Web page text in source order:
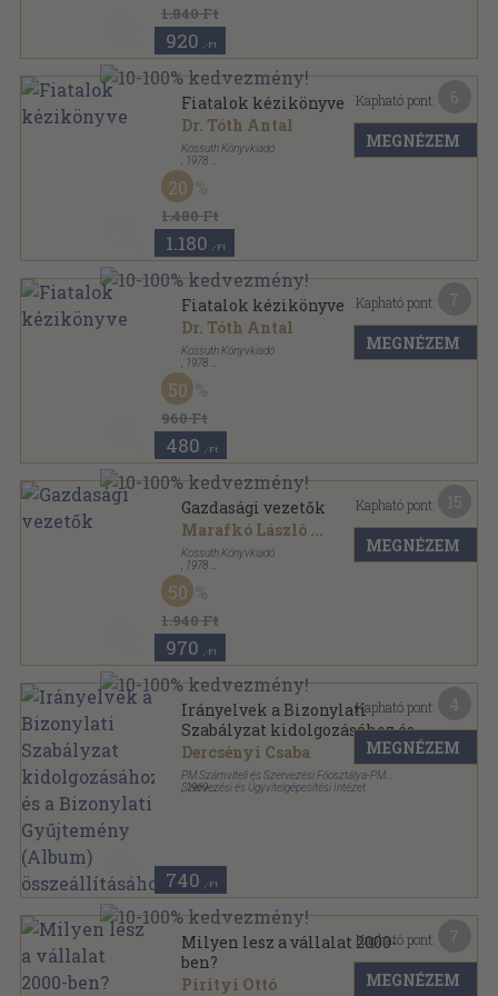
1.840 Ft
920 ,-Ft
Fiatalok kézikönyve
Dr. Tóth Antal
Kossuth Könyvkiadó
1978
Könyvkötői kötés
1.480 Ft
20
1.180 ,-Ft
Kapható pont:
MEGNÉZEM
Fiatalok kézikönyve
Dr. Tóth Antal
Kossuth Könyvkiadó
1978
Ragasztott papírkötés
960 Ft
50
480 ,-Ft
Kapható pont:
MEGNÉZEM
Gazdasági vezetők
Marafkó László ...
Kossuth Könyvkiadó
1978
Ragasztott papírkötés
1.940 Ft
50
970 ,-Ft
Kapható pont:
MEGNÉZEM
Irányelvek a Bizonylati
Szabályzat kidolgozásához és
a Bizonylati Gyűjtemény
(Album) összeállításához
Dercsényi Csaba
PM Számviteli és Szervezési Főosztálya-PM
Szervezési és Ügyvitelgépesítési Intézet
,1969
740 ,-Ft
Kapható pont:
MEGNÉZEM
Milyen lesz a vállalat 2000-
ben?
Pirityi Ottó
Kapható pont:
MEGNÉZEM